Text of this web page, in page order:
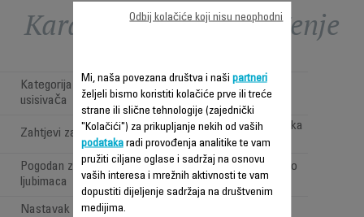
Karakteristike - Poređenje
Kategorija bežičnih štapnih
usisivača
Cordless Versatile
Zahtjevi za čišćenje
Pod, namještaj i visoka
poručja
Pogodan za vlasnike kućnih
ljubimaca
Da (sa Animal Turbo
četkom)
Nastavak za automobil
Mi, naša povezana društva i naši partneri
željeli bismo koristiti kolačiće prve ili treće
strane ili slične tehnologije (zajednički
"Kolačići") za prikupljanje nekih od vaših
podatakaradi provođenja analitike te vam
pružiti ciljane oglase i sadržaj na osnovu
vaših interesa i mrežnih aktivnosti te vam
dopustiti dijeljenje sadržaja na društvenim
medijima.
Odbij kolačiće koji nisu neophodni